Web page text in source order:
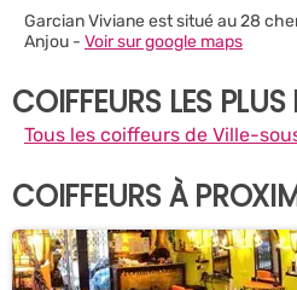
Garcian Viviane est situé au 28
Anjou - Voir sur google maps
COIFFEURS LES
Tous les coiffeurs de Ville-
COIFFEURS À